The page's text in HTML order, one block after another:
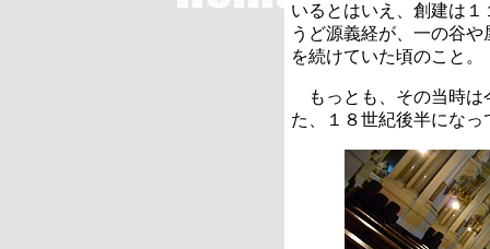
いるとはいえ、創建は
うど源義経が、一の谷
を続けていた頃のこと。
もっとも、その当時は
た、１８世紀後半にな